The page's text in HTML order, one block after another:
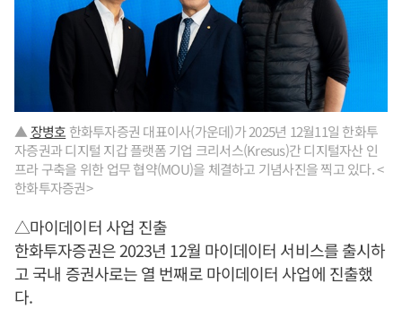
▲ 장병호 한화투자증권 대표이사(가운데)가 2025년 12월11일 한화투
자증권과 디지털 지갑 플랫폼 기업 크리서스(Kresus)간 디지털자산 인
프라 구축을 위한 업무 협약(MOU)을 체결하고 기념사진을 찍고 있다. <
한화투자증권>
△마이데이터 사업 진출
한화투자증권은 2023년 12월 마이데이터 서비스를 출시하
고 국내 증권사로는 열 번째로 마이데이터 사업에 진출했
다.